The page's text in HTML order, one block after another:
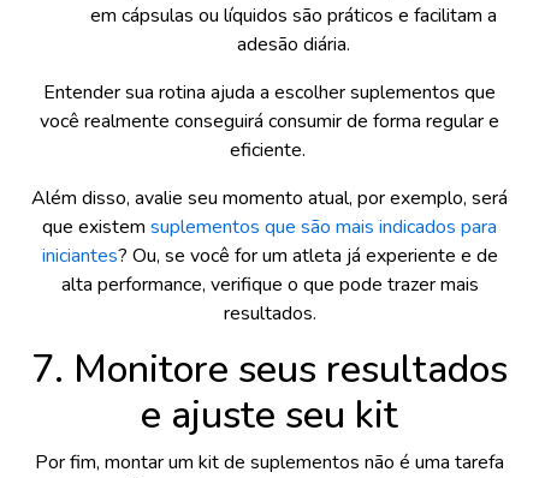
em cápsulas ou líquidos são práticos e facilitam a
adesão diária.
Entender sua rotina ajuda a escolher suplementos que
você realmente conseguirá consumir de forma regular e
eficiente.
Além disso, avalie seu momento atual, por exemplo, será
que existem suplementos que são mais indicados para
iniciantes? Ou, se você for um atleta já experiente e de
alta performance, verifique o que pode trazer mais
resultados.
7. Monitore seus resultados
e ajuste seu kit
Por fim, montar um kit de suplementos não é uma tarefa